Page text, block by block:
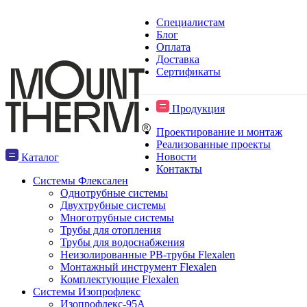
Специалистам
Блог
Оплата
Доставка
Сертификаты
Продукция
Проектирование и монтаж
Реализованные проекты
Новости
Контакты
Каталог
Системы Флексален
Однотрубные системы
Двухтрубные системы
Многотрубные системы
Трубы для отопления
Трубы для водоснабжения
Неизолированные PB-трубы Flexalen
Монтажный инструмент Flexalen
Комплектующие Flexalen
Системы Изопрофлекс
Изопрофлекс-95А